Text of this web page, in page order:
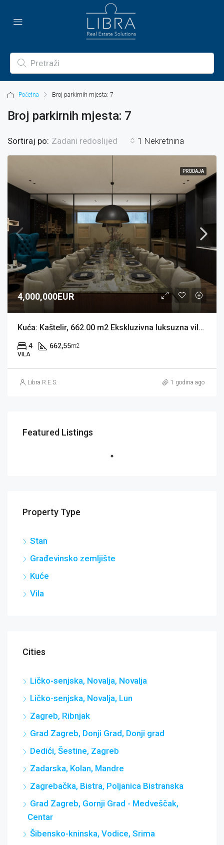
Početna Broj parkirnih mjesta: 7
Broj parkirnih mjesta: 7
1 Nekretnina
Sortiraj po: Zadani redoslijed
PRODAJA
4,000,000EUR
Kuća: Kaštelir, 662.00 m2 Ekskluzivna luksuzna vila (prodaja)
4 662,55m2
VILA
Libra R.E.S. 1 godina ago
Featured Listings
Property Type
Stan
Građevinsko zemljište
Kuće
Vila
Cities
Ličko-senjska, Novalja, Novalja
Ličko-senjska, Novalja, Lun
Zagreb, Ribnjak
Grad Zagreb, Donji Grad, Donji grad
Dedići, Šestine, Zagreb
Zadarska, Kolan, Mandre
Zagrebačka, Bistra, Poljanica Bistranska
Grad Zagreb, Gornji Grad - Medveščak,
Centar
Šibensko-kninska, Vodice, Srima